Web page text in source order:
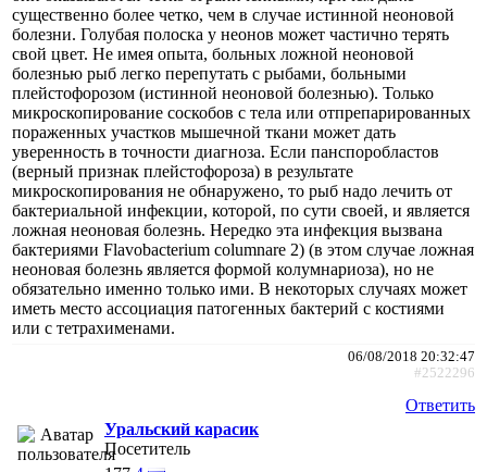
существенно более четко, чем в случае истинной неоновой
болезни. Голубая полоска у неонов может частично терять
свой цвет. Не имея опыта, больных ложной неоновой
болезнью рыб легко перепутать с рыбами, больными
плейстофорозом (истинной неоновой болезнью). Только
микроскопирование соскобов с тела или отпрепарированных
пораженных участков мышечной ткани может дать
уверенность в точности диагноза. Если панспоробластов
(верный признак плейстофороза) в результате
микроскопирования не обнаружено, то рыб надо лечить от
бактериальной инфекции, которой, по сути своей, и является
ложная неоновая болезнь. Нередко эта инфекция вызвана
бактериями Flavobacterium columnare 2) (в этом случае ложная
неоновая болезнь является формой колумнариоза), но не
обязательно именно только ими. В некоторых случаях может
иметь место ассоциация патогенных бактерий с костиями
или с тетрахименами.
06/08/2018 20:32:47
#2522296
Ответить
Уральский карасик
Посетитель